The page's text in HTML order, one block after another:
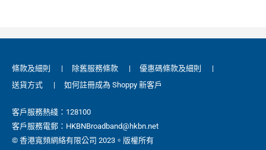
條款及細則 | 除舊服務條款 | 優惠碼條款及細則
|
送貨方式
| 如何註冊成為 Shoppy 新客戶
客戶服務熱綫：128100
客戶服務電郵：HKBNBroadband@hkbn.net
© 香港寬頻網絡有限公司 2023。版權所有